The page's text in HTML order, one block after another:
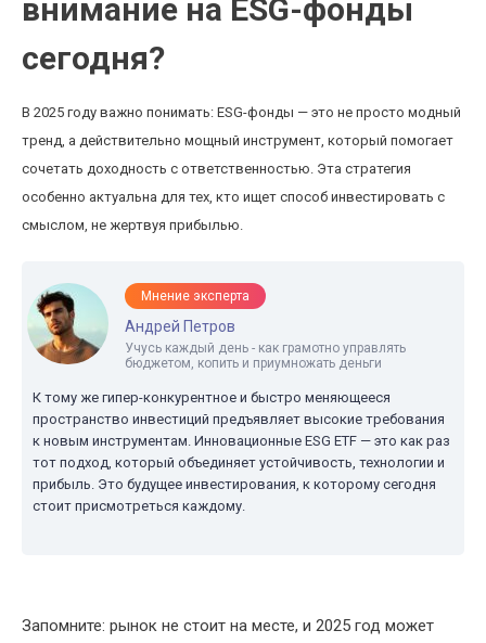
внимание на ESG-фонды
сегодня?
В 2025 году важно понимать: ESG-фонды — это не просто модный
тренд, а действительно мощный инструмент, который помогает
сочетать доходность с ответственностью. Эта стратегия
особенно актуальна для тех, кто ищет способ инвестировать с
смыслом, не жертвуя прибылью.
Мнение эксперта
Андрей Петров
Учусь каждый день - как грамотно управлять
бюджетом, копить и приумножать деньги
К тому же гипер-конкурентное и быстро меняющееся
пространство инвестиций предъявляет высокие требования
к новым инструментам. Инновационные ESG ETF — это как раз
тот подход, который объединяет устойчивость, технологии и
прибыль. Это будущее инвестирования, к которому сегодня
стоит присмотреться каждому.
Запомните: рынок не стоит на месте, и 2025 год может